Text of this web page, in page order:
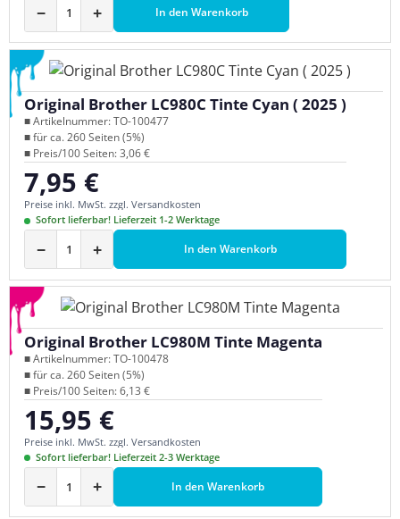
− + In den Warenkorb
Original Brother LC980C Tinte Cyan ( 2025 )
■ Artikelnummer: TO-100477
■ für ca. 260 Seiten (5%)
■ Preis/100 Seiten: 3,06 €
Regulärer Preis:
7,95 €
Preise inkl. MwSt. zzgl. Versandkosten
Sofort lieferbar! Lieferzeit 1-2 Werktage
− + In den Warenkorb
Original Brother LC980M Tinte Magenta
■ Artikelnummer: TO-100478
■ für ca. 260 Seiten (5%)
■ Preis/100 Seiten: 6,13 €
Regulärer Preis:
15,95 €
Preise inkl. MwSt. zzgl. Versandkosten
Sofort lieferbar! Lieferzeit 2-3 Werktage
− + In den Warenkorb